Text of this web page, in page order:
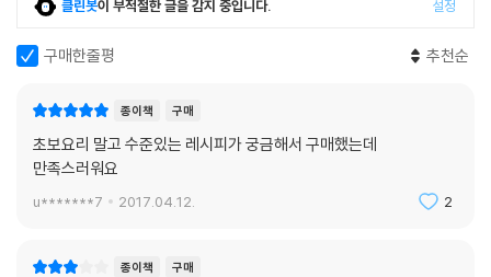
Table Styling Idea
병문안 특별식
북어 두부 죽, 홍콩식 해물 수프, 오이 백김치, 전복 술찜
Table Styling Idea
저칼로리 영양식
Table Styling Idea
클린봇이 부적절한 글을 감지 중입니다. 설정
구매한줄평 추천순
종이책 구매
초보요리 말고 수준있는 레시피가 궁금해서 구매했는데
만족스러워요
u*******7 2017.04.12. 2
종이책 구매